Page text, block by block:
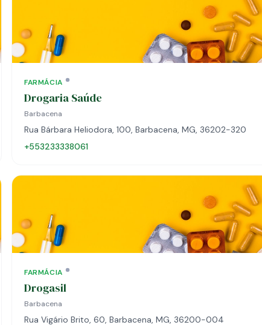
FARMÁCIA
Drogaria Saúde
Barbacena
Rua Bárbara Heliodora, 100, Barbacena, MG, 36202-320
+553233338061
FARMÁCIA
Drogasil
Barbacena
Rua Vigário Brito, 60, Barbacena, MG, 36200-004